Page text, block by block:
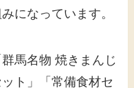
になっています。
馬名物 焼きまんじ
ト」「常備食材セ